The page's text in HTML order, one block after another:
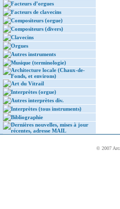
Facteurs d’orgues
Facteurs de clavecins
Compositeurs (orgue)
Compositeurs (divers)
Clavecins
Orgues
Autres instruments
Musique (terminologie)
Architecture locale (Chaux-de-
Fonds, et environs)
Art du Vitrail
Interprètes (orgue)
Autres interprètes div.
Interprètes (tous instruments)
Bibliographie
Dernières nouvelles, mises à jour
récentes, adresse MAIL
© 2007